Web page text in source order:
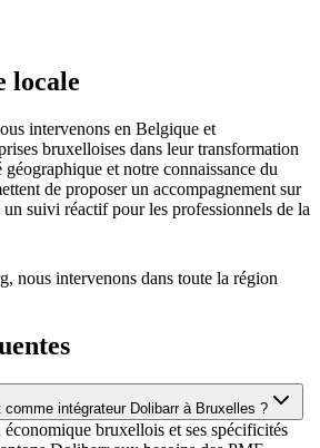
locale
intervenons en Belgique et
bruxelloises dans leur transformation
et notre connaissance du
de proposer un accompagnement sur
suivi réactif pour les professionnels de la
nous intervenons dans toute la région
intégrateur Dolibarr à Bruxelles ?
bruxellois et ses spécificités